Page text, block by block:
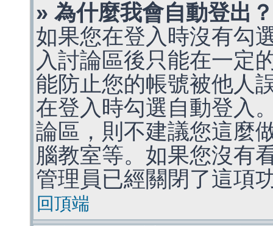
» 為什麼我會自動登出？
如果您在登入時沒有勾
入討論區後只能在一定
能防止您的帳號被他人
在登入時勾選自動登入
論區，則不建議您這麼
腦教室等。如果您沒有
管理員已經關閉了這項
回頂端